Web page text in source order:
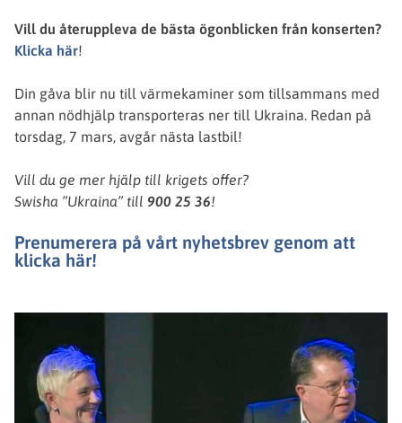
Vill du återuppleva de bästa ögonblicken från konserten?
Klicka här!
Din gåva blir nu till värmekaminer som tillsammans med
annan nödhjälp transporteras ner till Ukraina. Redan på
torsdag, 7 mars, avgår nästa lastbil!
Vill du ge mer hjälp till krigets offer?
Swisha ”Ukraina” till 900 25 36!
Prenumerera på vårt nyhetsbrev genom att
klicka här!